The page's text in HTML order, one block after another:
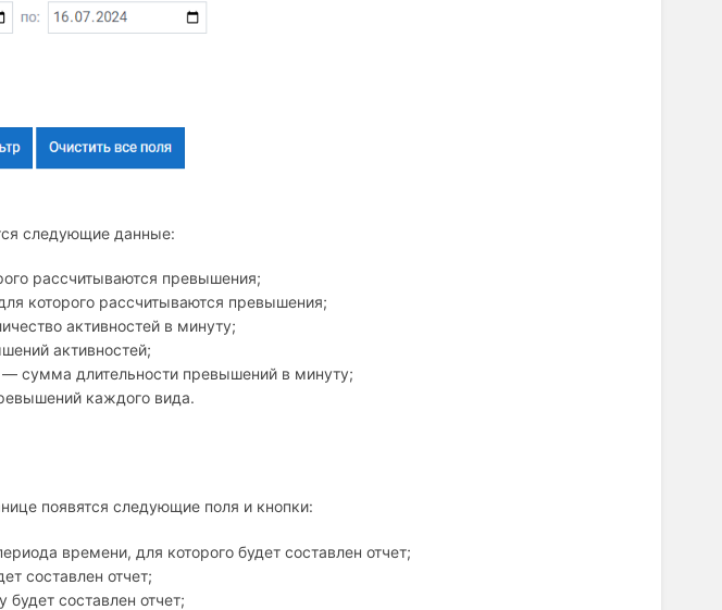
следующие данные:
рассчитываются превышения;
которого рассчитываются превышения;
активностей в минуту;
активностей;
— сумма длительности превышений в минуту;
каждого вида.
появятся следующие поля и кнопки:
времени, для которого будет составлен отчет;
составлен отчет;
составлен отчет;